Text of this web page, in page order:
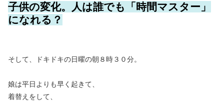
子供の変化。人は誰でも「時間マスター」
になれる？
そして、ドキドキの日曜の朝８時３０分。
娘は平日よりも早く起きて、
着替えをして、